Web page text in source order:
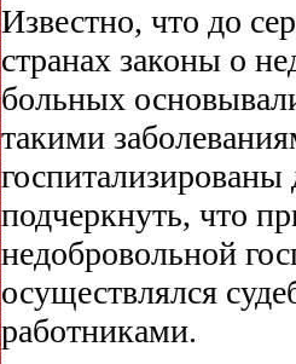
Известно, что до
странах законы о
больных
такими
подчеркнуть, что
недобровольной
осуществлялся
работниками.